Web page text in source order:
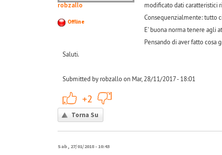
robzallo
Offline
modificato dati caratteristici
Consequenzialmente: tutto
E' buona norma tenere agli
Pensando di aver fatto cosa
Saluti.
Submitted by robzallo on Mar, 28/11/2017 - 18:01
+2
Torna Su
Sab, 27/01/2018 - 10:43